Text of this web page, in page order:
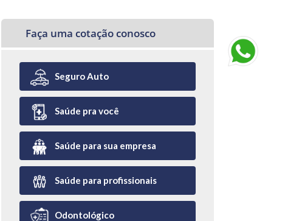
Faça uma cotação conosco
Seguro Auto
Saúde pra você
Saúde para sua empresa
Saúde para profissionais
Odontológico